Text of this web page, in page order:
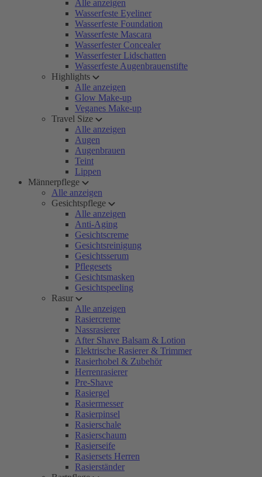
Alle anzeigen
Wasserfeste Eyeliner
Wasserfeste Foundation
Wasserfeste Mascara
Wasserfester Concealer
Wasserfester Lidschatten
Wasserfeste Augenbrauenstifte
Highlights
Alle anzeigen
Glow Make-up
Veganes Make-up
Travel Size
Alle anzeigen
Augen
Augenbrauen
Teint
Lippen
Männerpflege
Alle anzeigen
Gesichtspflege
Alle anzeigen
Anti-Aging
Gesichtscreme
Gesichtsreinigung
Gesichtsserum
Pflegesets
Gesichtsmasken
Gesichtspeeling
Rasur
Alle anzeigen
Rasiercreme
Nassrasierer
After Shave Balsam & Lotion
Elektrische Rasierer & Trimmer
Rasierhobel & Zubehör
Herrenrasierer
Pre-Shave
Rasiergel
Rasiermesser
Rasierpinsel
Rasierschale
Rasierschaum
Rasierseife
Rasiersets Herren
Rasierständer